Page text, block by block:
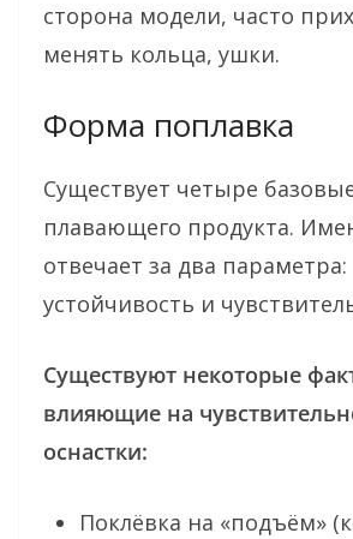
сторона модели, часто
менять кольца, ушки.
Форма поплавка
Существует четыре
плавающего продукта.
отвечает за два параметра:
устойчивость и
Существуют некоторые
влияющие на
оснастки:
Поклёвка на «подъём»